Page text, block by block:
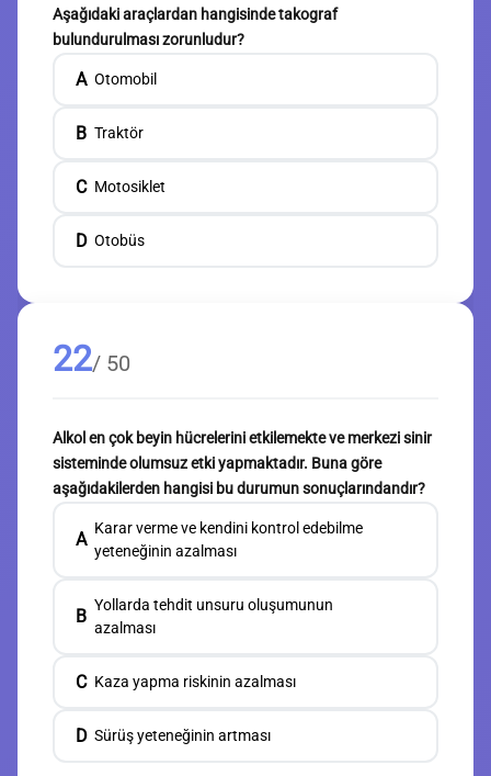
Aşağıdaki araçlardan hangisinde takograf
bulundurulması zorunludur?
A Otomobil
B Traktör
C Motosiklet
D Otobüs
22/ 50
Alkol en çok beyin hücrelerini etkilemekte ve merkezi sinir
sisteminde olumsuz etki yapmaktadır. Buna göre
aşağıdakilerden hangisi bu durumun sonuçlarındandır?
A
Karar verme ve kendini kontrol edebilme
yeteneğinin azalması
B
Yollarda tehdit unsuru oluşumunun
azalması
C Kaza yapma riskinin azalması
D Sürüş yeteneğinin artması